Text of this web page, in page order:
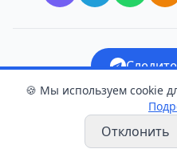
🍪 Мы используем cookie
Отклонить